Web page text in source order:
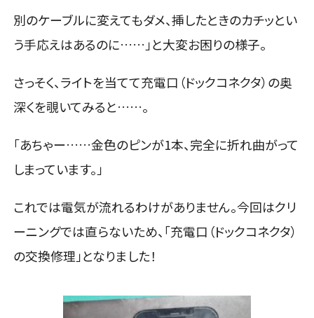
別のケーブルに変えてもダメ、挿したときのカチッとい
う手応えはあるのに……」と大変お困りの様子。
さっそく、ライトを当てて充電口（ドックコネクタ）の奥
深くを覗いてみると……。
「あちゃー……金色のピンが1本、完全に折れ曲がって
しまっています。」
これでは電気が流れるわけがありません。今回はクリ
ーニングでは直らないため、「充電口（ドックコネクタ）
の交換修理」となりました！